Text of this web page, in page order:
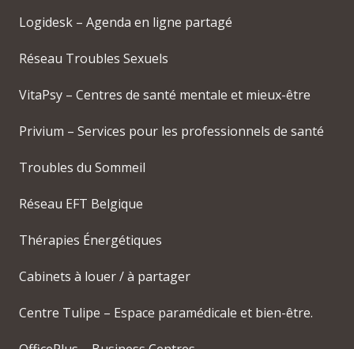
Logidesk – Agenda en ligne partagé
Réseau Troubles Sexuels
VitaPsy – Centres de santé mentale et mieux-être
Privium – Services pour les professionnels de santé
Troubles du Sommeil
Réseau EFT Belgique
Thérapies Énergétiques
Cabinets à louer / à partager
Centre Tulipe – Espace paramédicale et bien-être.